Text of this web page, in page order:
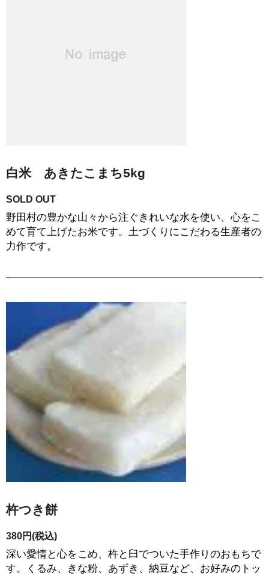
白米 あきたこまち5kg
SOLD OUT
野田村の豊かな山々から注ぐきれいな水を使い、心をこ
めて育て上げたお米です。土づくりにこだわる生産者の
力作です。
杵つき餅
380円(税込)
深い愛情と心をこめ、杵と臼でついた手作りのおもちで
す。くるみ、きな粉、あずき、納豆など、お好みのトッ